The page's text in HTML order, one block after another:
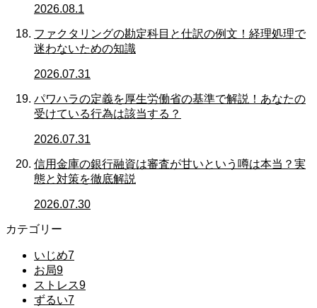
2026.08.1
ファクタリングの勘定科目と仕訳の例文！経理処理で
迷わないための知識
2026.07.31
パワハラの定義を厚生労働省の基準で解説！あなたの
受けている行為は該当する？
2026.07.31
信用金庫の銀行融資は審査が甘いという噂は本当？実
態と対策を徹底解説
2026.07.30
カテゴリー
いじめ7
お局9
ストレス9
ずるい7